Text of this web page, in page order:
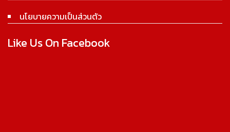
นโยบายความเป็นส่วนตัว
Like Us On Facebook